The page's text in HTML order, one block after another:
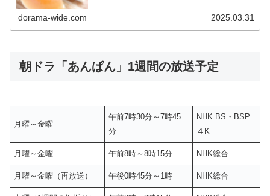
dorama-wide.com 2025.03.31
朝ドラ「あんぱん」1週間の放送予定
月曜～金曜
午前7時30分～7時45
分
NHK BS・BSP
４K
月曜～金曜 午前8時～8時15分 NHK総合
月曜～金曜（再放送） 午後0時45分～1時 NHK総合